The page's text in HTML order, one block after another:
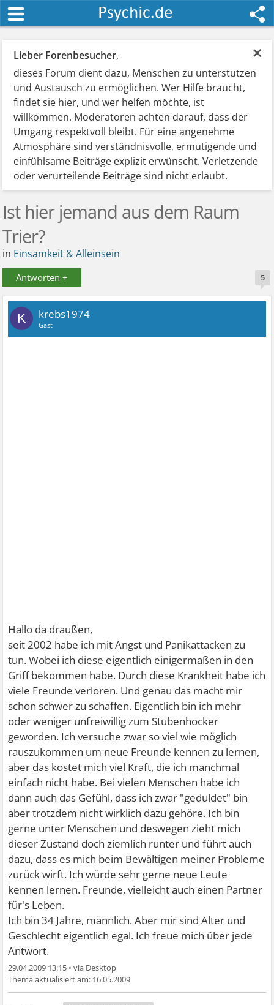
×
Lieber Forenbesucher,
dieses Forum dient dazu, Menschen zu unterstützen
und Austausch zu ermöglichen. Wer Hilfe braucht,
findet sie hier, und wer helfen möchte, ist
willkommen. Moderatoren achten darauf, dass der
Umgang respektvoll bleibt. Für eine angenehme
Atmosphäre sind verständnisvolle, ermutigende und
einfühlsame Beiträge explizit erwünscht. Verletzende
oder verurteilende Beiträge sind nicht erlaubt.
Ist hier jemand aus dem Raum
Trier?
in Einsamkeit & Alleinsein
Antworten + 5
K krebs1974
Gast
Hallo da draußen,
seit 2002 habe ich mit Angst und Panikattacken zu
tun. Wobei ich diese eigentlich einigermaßen in den
Griff bekommen habe. Durch diese Krankheit habe ich
viele Freunde verloren. Und genau das macht mir
schon schwer zu schaffen. Eigentlich bin ich mehr
oder weniger unfreiwillig zum Stubenhocker
geworden. Ich versuche zwar so viel wie möglich
rauszukommen um neue Freunde kennen zu lernen,
aber das kostet mich viel Kraft, die ich manchmal
einfach nicht habe. Bei vielen Menschen habe ich
dann auch das Gefühl, dass ich zwar "geduldet" bin
aber trotzdem nicht wirklich dazu gehöre. Ich bin
gerne unter Menschen und deswegen zieht mich
dieser Zustand doch ziemlich runter und führt auch
dazu, dass es mich beim Bewältigen meiner Probleme
zurück wirft. Ich würde sehr gerne neue Leute
kennen lernen. Freunde, vielleicht auch einen Partner
für's Leben.
Ich bin 34 Jahre, männlich. Aber mir sind Alter und
Geschlecht eigentlich egal. Ich freue mich über jede
Antwort.
29.04.2009 13:15 •
16.05.2009